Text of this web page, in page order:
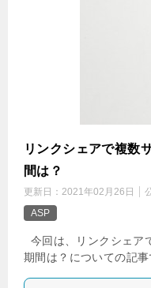
リンクシェアで複数
間は？
更新日： 2021年02月26日
ASP
今回は、リンクシェア
期間は？についての記